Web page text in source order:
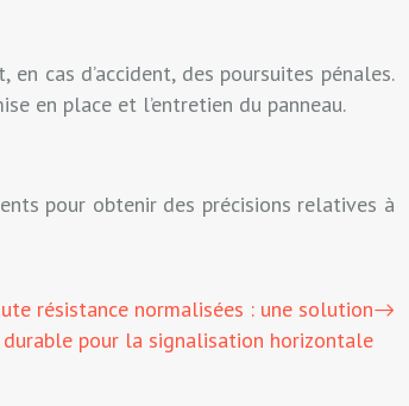
cas d’accident, des poursuites pénales.
en place et l’entretien du panneau.
pour obtenir des précisions relatives à
résistance normalisées : une solution
durable pour la signalisation horizontale